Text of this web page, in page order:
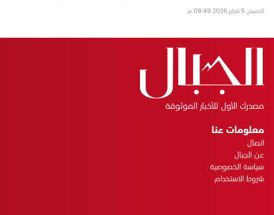
الخميس 5 فبراير 2026 08:49 م
مصدرك الأول للأخبار الموثوقة
معلومات عنا
اتصال
عن الجبال
سياسة الخصوصية
شروط الاستخدام